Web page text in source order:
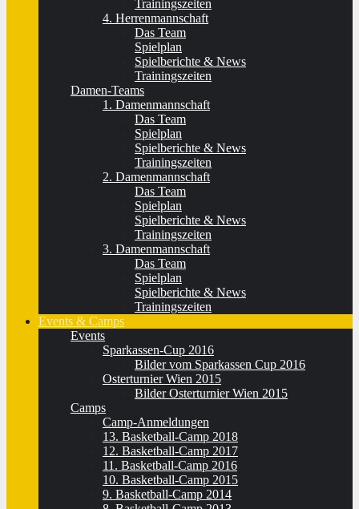
Trainingszeiten
4. Herrenmannschaft
Das Team
Spielplan
Spielberichte & News
Trainingszeiten
Damen-Teams
1. Damenmannschaft
Das Team
Spielplan
Spielberichte & News
Trainingszeiten
2. Damenmannschaft
Das Team
Spielplan
Spielberichte & News
Trainingszeiten
3. Damenmannschaft
Das Team
Spielplan
Spielberichte & News
Trainingszeiten
Events & Camps
Events
Sparkassen-Cup 2016
Bilder vom Sparkassen Cup 2016
Osterturnier Wien 2015
Bilder Osterturnier Wien 2015
Camps
Camp-Anmeldungen
13. Basketball-Camp 2018
12. Basketball-Camp 2017
11. Basketball-Camp 2016
10. Basketball-Camp 2015
9. Basketball-Camp 2014